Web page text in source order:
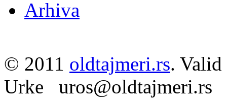
Arhiva
© 2011 oldtajmeri.rs. Valid
Urke uros@oldtajmeri.rs